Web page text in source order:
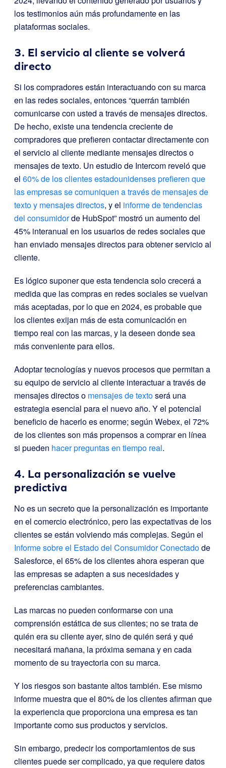
los testimonios aún más profundamente en las
plataformas sociales.
3. El servicio al cliente se volverá
directo
Si los compradores están interactuando con su marca
en las redes sociales, entonces “querrán también
comunicarse con usted a través de mensajes directos.
De hecho, existe una tendencia creciente de
compradores que prefieren contactar directamente con
el servicio al cliente mediante mensajes directos o
mensajes de texto. Un estudio de Intercom reveló que
el 60% de los clientes estadounidenses prefieren que
las empresas se comuniquen a través de mensajes de
texto y mensajes directos, y el informe de tendencias
del consumidorde HubSpot” mostró un aumento del
45% interanual en los usuarios de redes sociales que
han enviado mensajes directos para obtener servicio al
cliente.
Es lógico suponer que esta tendencia solo crecerá a
medida que las compras en redes sociales se vuelvan
más aceptadas, por lo que en 2024, es probable que
los clientes exijan más de esta comunicación en
tiempo real con las marcas, y la deseen donde sea
más conveniente para ellos.
Adoptar tecnologías y nuevos procesos que permitan a
su equipo de servicio al cliente interactuar a través de
mensajes directos o mensajes de textoserá una
estrategia esencial para el nuevo año. Y el potencial
beneficio de hacerlo es enorme; según Webex, el 72%
de los clientes son más propensos a comprar en línea
si pueden hacer preguntas en tiempo real.
4. La personalización se vuelve
predictiva
No es un secreto que la personalización es importante
en el comercio electrónico, pero las expectativas de los
clientes se están volviendo más complejas. Según el
Informe sobre el Estado del Consumidor Conectadode
Salesforce, el 65% de los clientes ahora esperan que
las empresas se adapten a sus necesidades y
preferencias cambiantes.
Las marcas no pueden conformarse con una
comprensión estática de sus clientes; no se trata de
quién era su cliente ayer, sino de quién será y qué
necesitará mañana, la próxima semana y en cada
momento de su trayectoria con su marca.
Y los riesgos son bastante altos también. Ese mismo
informe muestra que el 80% de los clientes afirman que
la experiencia que proporciona una empresa es tan
importante como sus productos y servicios.
Sin embargo, predecir los comportamientos de sus
clientes puede ser complicado, ya que requiere datos